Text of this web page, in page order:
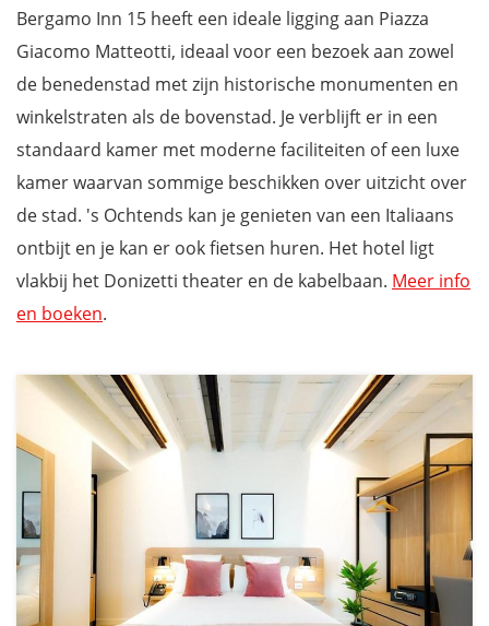
Bergamo Inn 15 heeft een ideale ligging aan Piazza
Giacomo Matteotti, ideaal voor een bezoek aan zowel
de benedenstad met zijn historische monumenten en
winkelstraten als de bovenstad. Je verblijft er in een
standaard kamer met moderne faciliteiten of een luxe
kamer waarvan sommige beschikken over uitzicht over
de stad. 's Ochtends kan je genieten van een Italiaans
ontbijt en je kan er ook fietsen huren. Het hotel ligt
vlakbij het Donizetti theater en de kabelbaan. Meer info
en boeken.